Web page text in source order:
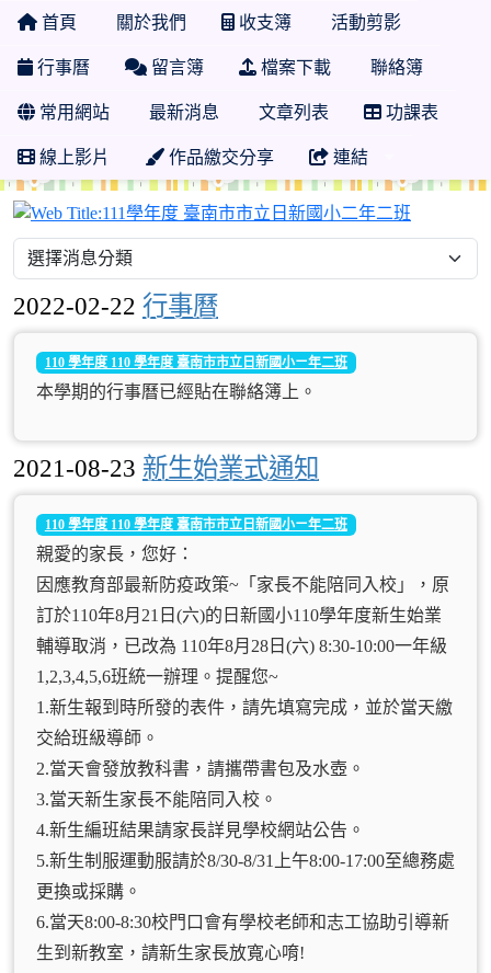
首頁 關於我們 收支簿 活動剪影
行事曆 留言簿 檔案下載 聯絡簿
常用網站 最新消息 文章列表 功課表
線上影片 作品繳交分享 連結
2022-02-22 行事曆
110 學年度 110 學年度 臺南市市立日新國小ㄧ年二班
本學期的行事曆已經貼在聯絡簿上。
2021-08-23 新生始業式通知
110 學年度 110 學年度 臺南市市立日新國小ㄧ年二班
親愛的家長，您好：
因應教育部最新防疫政策~「家長不能陪同入校」，原
訂於110年8月21日(六)的日新國小110學年度新生始業
輔導取消，已改為 110年8月28日(六) 8:30-10:00一年級
1,2,3,4,5,6班統一辦理。提醒您~
1.新生報到時所發的表件，請先填寫完成，並於當天繳
交給班級導師。
2.當天會發放教科書，請攜帶書包及水壺。
3.當天新生家長不能陪同入校。
4.新生編班結果請家長詳見學校網站公告。
5.新生制服運動服請於8/30-8/31上午8:00-17:00至總務處
更換或採購。
6.當天8:00-8:30校門口會有學校老師和志工協助引導新
生到新教室，請新生家長放寬心唷!